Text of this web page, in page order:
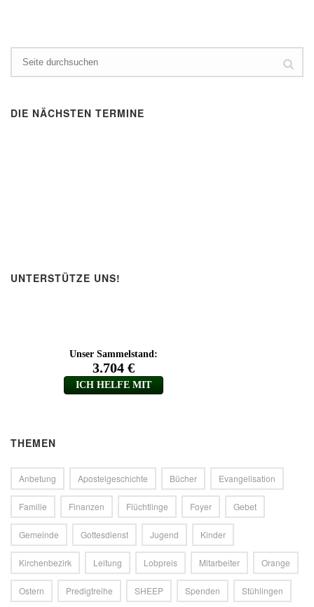
DIE NÄCHSTEN TERMINE
UNTERSTÜTZE UNS!
THEMEN
Anbetung Apostelgeschichte Bücher Evangelisation
Familie Finanzen Flüchtlinge Foyer Gebet
Gemeinde Gottesdienst Jugend Kinder
Kirchenbezirk Leitung Lobpreis Mitarbeiter Orange
Ostern Predigtreihe SHEEP Spenden Stühlingen